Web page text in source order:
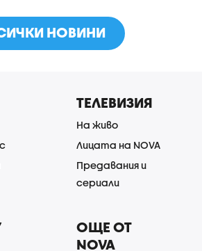
НОВИНИ
ТЕЛЕВИЗИЯ
На живо
Лицата на NOVA
Предавания и
сериали
ОЩЕ ОТ
NOVA